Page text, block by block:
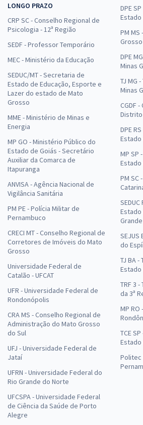
LONGO PRAZO
CRP SC - Conselho Regional de
Psicologia - 12ª Região
SEDF - Professor Temporário
MEC - Ministério da Educação
SEDUC/MT - Secretaria de
Estado de Educação, Esporte e
Lazer do estado de Mato
Grosso
MME - Ministério de Minas e
Energia
MP GO - Ministério Público do
Estado de Goiás - Secretário
Auxiliar da Comarca de
Itapuranga
ANVISA - Agência Nacional de
Vigilância Sanitária
PM PE - Polícia Militar de
Pernambuco
CRECI MT - Conselho Regional de
Corretores de Imóveis do Mato
Grosso
Universidade Federal de
Catalão - UFCAT
UFR - Universidade Federal de
Rondonópolis
CRA MS - Conselho Regional de
Administração do Mato Grosso
do Sul
UFJ - Universidade Federal de
Jataí
UFRN - Universidade Federal do
Rio Grande do Norte
UFCSPA - Universidade Federal
de Ciência da Saúde de Porto
Alegre
DPE
Estado
PM
DPE
Minas
TJ MG
Minas
CGDF
DPE
Estado
MP SP
Estado
PM SC
Estado
SEJUS
do
TJ BA
Estado
TRF 3
da 3ª
MP
TCE
Estado
Politec